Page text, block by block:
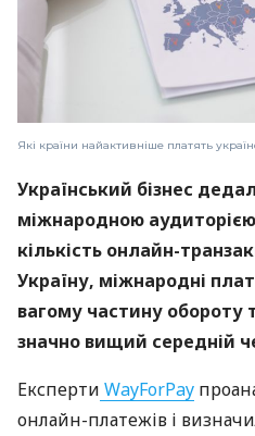
Які країни найактивніше платять
Український бізнес
міжнародною
кількість онлайн-
Україну, міжнародні
вагому частину обороту
значно вищий середній
Експерти WayForPay
онлайн-платежів і